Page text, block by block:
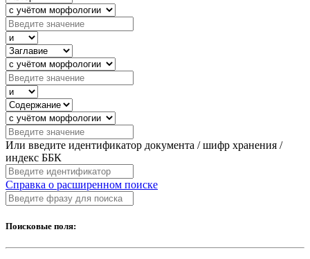
Или введите идентификатор документа / шифр хранения /
индекс ББК
Справка о расширенном поиске
Поисковые поля: